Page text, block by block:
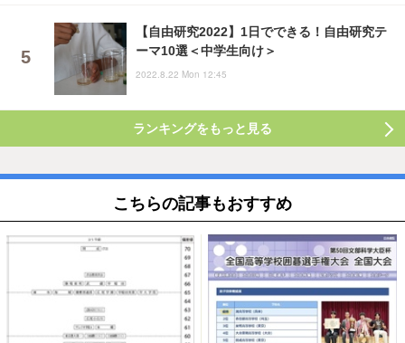
【自由研究2022】1日でできる！自由研究テ
ーマ10選＜中学生向け＞
2022.8.22 Mon 12:45
ランキングをもっと見る
こちらの記事もおすすめ